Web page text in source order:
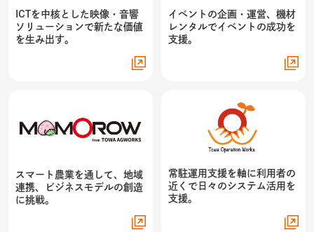
ICTを中核とした映像・音響
ソリューションで新たな価値
を生み出す。
イベントの企画・運営、機材
レンタルでイベントの成功を
支援。
スマート農業を通して、 地域
連携、ビジネスモデルの創造
に挑戦。
常駐運用支援を軸に利用者の
近くで日々のシステム活用を
支援。